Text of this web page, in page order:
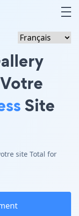
Site
site Total for